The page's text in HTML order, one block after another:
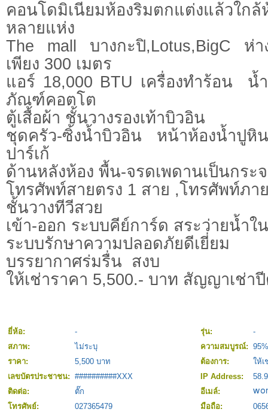
คอนโดมิเนียมห้องริมตกแต่งแล้วใกล้
หลายแห่ง
The mall บางกะปิ,Lotus,BigC ห่า
เพียง 300 เมตร
แอร์ 18,000 BTU เครื่องทำร้อน 
ภัณฑ์คอตโต
ตู้เสื้อผ้า ชั้นวางรองเท้าบิวอิน
ชุดครัว-ซิ้งน้ำบิวอิน หน้าห้องน้ำปูหิ
ปาร์เก้
ด้านหลังห้อง พื้น-จรดเพดานเป็นกระ
โทรศัพท์สายตรง 1 สาย ,โทรศัพท์ภา
ชั้นวางทีวีสวย
เข้า-ออก ระบบคีย์การ์ด สระว่ายน้ำใ
ระบบรักษาความปลอดภัยดีเยี่ยม
บรรยากาศร่มรื่น  สงบ
ให้เช่าราคา 5,500.- บาท สัญญาเช่า
ยี่ห้อ: - รุ่น:
-
สภาพ:
ไม่ระบุ ความสมบูรณ์: 95%
ราคา:
5,500 บาท ต้องการ:
ให้เ
เลขบัตรประชาชน: ##########XXX IP Address:
ติดต่อ:
ตั๊ก
อีเมล์:
โทรศัพย์:
027365479 มือถือ: